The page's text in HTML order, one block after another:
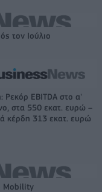
τον Ιούλιο
Ρεκόρ EBITDA στο α'
στα 550 εκατ. ευρώ –
κέρδη 313 εκατ. ευρώ
Mobility